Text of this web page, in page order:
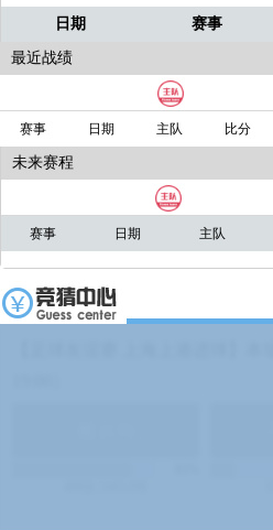
日期 赛事
最近战绩
赛事 日期 主队 比分
未来赛程
赛事 日期 主队